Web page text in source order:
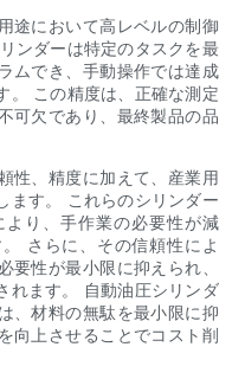
途において高レベルの制御
ンダーは特定のタスクを最
ムでき、手動操作では達成
。 この精度は、正確な測定
可欠であり、最終製品の品
性、精度に加えて、産業用
ます。 これらのシリンダー
り、手作業の必要性が減
さらに、その信頼性によ
要性が最小限に抑えられ、
れます。 自動油圧シリンダ
、材料の無駄を最小限に抑
向上させることでコスト削